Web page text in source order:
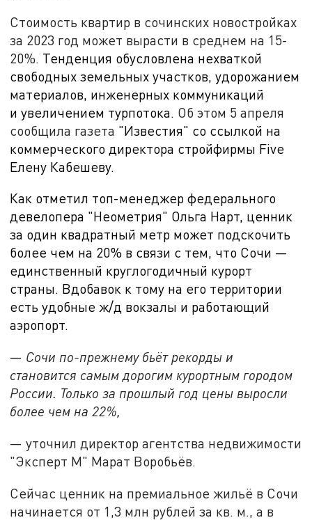
Стоимость квартир в сочинских новостройках
за 2023 год может вырасти в среднем на 15-
20%. Тенденция обусловлена нехваткой
свободных земельных участков, удорожанием
материалов, инженерных коммуникаций
и увеличением турпотока. Об этом 5 апреля
сообщила газета "Известия" со ссылкой на
коммерческого директора стройфирмы Five
Елену Кабешеву.
Как отметил топ-менеджер федерального
девелопера "Неометрия" Ольга Нарт, ценник
за один квадратный метр может подскочить
более чем на 20% в связи с тем, что Сочи —
единственный круглогодичный курорт
страны. Вдобавок к тому на его территории
есть удобные ж/д вокзалы и работающий
аэропорт.
— Сочи по-прежнему бьёт рекорды и
становится самым дорогим курортным городом
России. Только за прошлый год цены выросли
более чем на 22%,
— уточнил директор агентства недвижимости
"Эксперт М" Марат Воробьёв.
Сейчас ценник на премиальное жильё в Сочи
начинается от 1,3 млн рублей за кв. м., а в